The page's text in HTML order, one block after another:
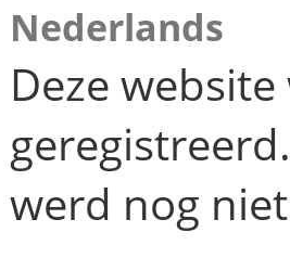
Nederlands
Deze
werd nog